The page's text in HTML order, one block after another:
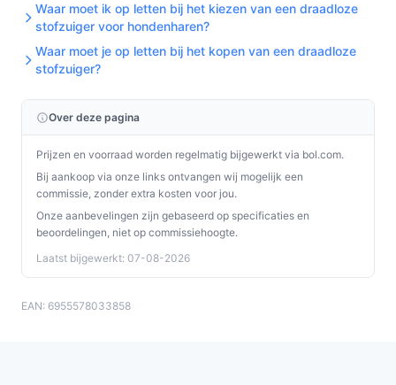
Waar moet ik op letten bij het kiezen van een draadloze
stofzuiger voor hondenharen?
Waar moet je op letten bij het kopen van een draadloze
stofzuiger?
Over deze pagina
Prijzen en voorraad worden regelmatig bijgewerkt via bol.com.
Bij aankoop via onze links ontvangen wij mogelijk een
commissie, zonder extra kosten voor jou.
Onze aanbevelingen zijn gebaseerd op specificaties en
beoordelingen, niet op commissiehoogte.
Laatst bijgewerkt: 07-08-2026
EAN: 6955578033858